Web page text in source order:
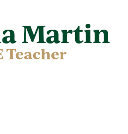
Martin
Teacher